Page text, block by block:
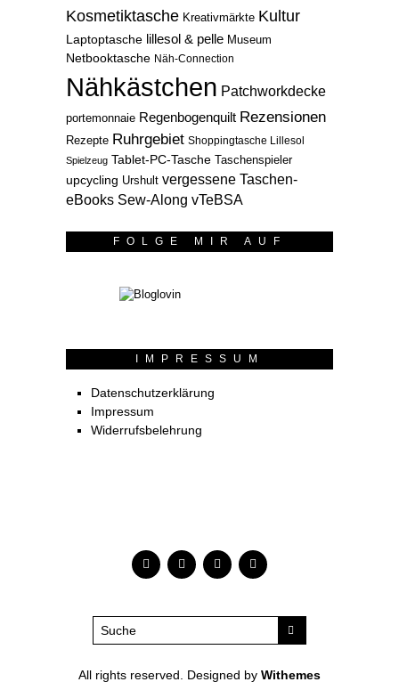
Kosmetiktasche Kreativmärkte Kultur
Laptoptasche lillesol & pelle Museum
Netbooktasche Näh-Connection
Nähkästchen Patchworkdecke
portemonnaie Regenbogenquilt Rezensionen
Rezepte Ruhrgebiet Shoppingtasche Lillesol
Spielzeug Tablet-PC-Tasche Taschenspieler
upcycling Urshult vergessene Taschen-
eBooks Sew-Along vTeBSA
FOLGE MIR AUF
IMPRESSUM
Datenschutzerklärung
Impressum
Widerrufsbelehrung
All rights reserved. Designed by Withemes